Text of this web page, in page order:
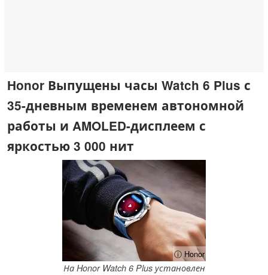
Honor Выпущены часы Watch 6 Plus с
35-дневным временем автономной
работы и AMOLED-дисплеем с
яркостью 3 000 нит
ⓘ Honor
На Honor Watch 6 Plus установлен